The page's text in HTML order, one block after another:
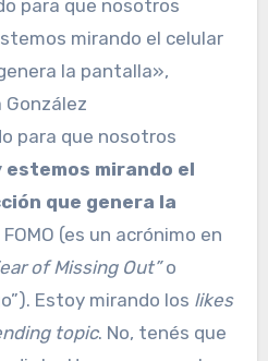
para que nosotros
mirando el celular
la pantalla»,
para que nosotros
mirando el
que genera la
(es un acrónimo en
of Missing Out”o
Estoy mirando los likes
topic. No, tenés que